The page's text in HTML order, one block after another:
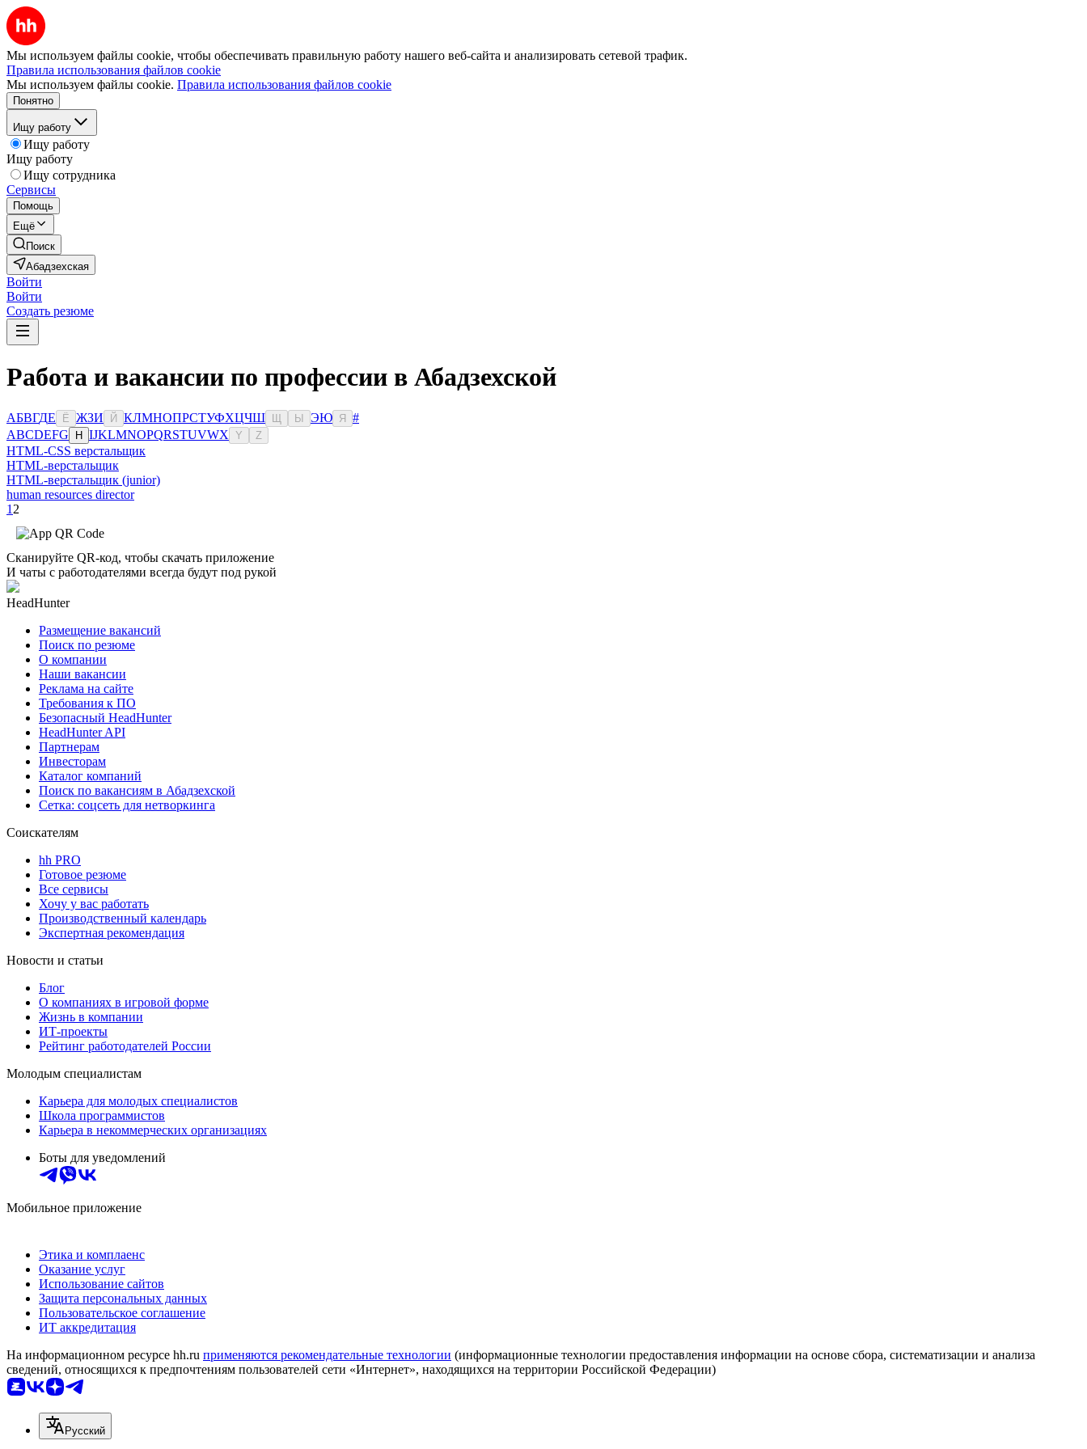
Мы используем файлы cookie, чтобы обеспечивать правильную работу нашего веб-сайта и анализировать сетевой трафик.
Правила использования файлов cookie
Мы используем файлы cookie. Правила использования файлов cookie
Понятно
Ищу работу
Ищу работу
Ищу работу
Ищу сотрудника
Сервисы
Помощь
Ещё
Поиск
Абадзехская
Войти
Войти
Создать резюме
Работа и вакансии по профессии в Абадзехской
АБВГДЕ Ё ЖЗИ Й КЛМНОПРСТУФХЦЧШ Ы ЭЮ Я
#
ABCDEFG H IJKLMNOPQRSTUVWX Y Z
HTML-CSS верстальщик
HTML-верстальщик
HTML-верстальщик (junior)
human resources director
1 2
Сканируйте QR-код, чтобы скачать приложение
И чаты с работодателями всегда будут под рукой
HeadHunter
Размещение вакансий
Поиск по резюме
О компании
Наши вакансии
Реклама на сайте
Требования к ПО
Безопасный HeadHunter
HeadHunter API
Партнерам
Инвесторам
Каталог компаний
Поиск по вакансиям в Абадзехской
Сетка: соцсеть для нетворкинга
Соискателям
hh PRO
Готовое резюме
Все сервисы
Хочу у вас работать
Производственный календарь
Экспертная рекомендация
Новости и статьи
Блог
О компаниях в игровой форме
Жизнь в компании
ИТ-проекты
Рейтинг работодателей России
Молодым специалистам
Карьера для молодых специалистов
Школа программистов
Карьера в некоммерческих организациях
Боты для уведомлений
Мобильное приложение
Этика и комплаенс
Оказание услуг
Использование сайтов
Защита персональных данных
Пользовательское соглашение
ИТ аккредитация
На информационном ресурсе hh.ru применяются рекомендательные технологии (информационные технологии предоставления информации на основе сбора, систематизации и анализа
сведений, относящихся к предпочтениям пользователей сети «Интернет», находящихся на территории Российской Федерации)
Русский